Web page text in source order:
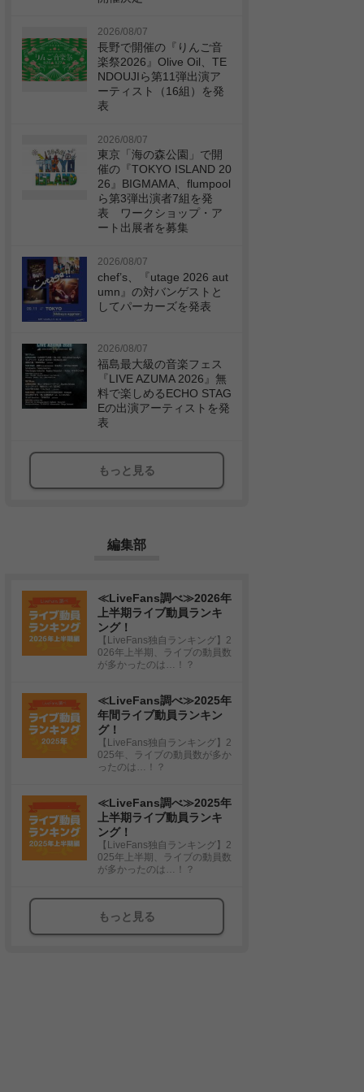
2026/08/07
長野で開催の『りんご音
楽祭2026』Olive Oil、TE
NDOUJIら第11弾出演ア
ーティスト（16組）を発
表
2026/08/07
東京「海の森公園」で開
催の『TOKYO ISLAND 20
26』BIGMAMA、flumpool
ら第3弾出演者7組を発
表 ワークショップ・ア
ート出展者を募集
2026/08/07
chef’s、『utage 2026 aut
umn』の対バンゲストと
してパーカーズを発表
2026/08/07
福島最大級の音楽フェス
『LIVE AZUMA 2026』無
料で楽しめるECHO STAG
Eの出演アーティストを発
表
もっと見る
編集部
≪LiveFans調べ≫2026年
上半期ライブ動員ランキ
ング！
【LiveFans独自ランキング】2
026年上半期、ライブの動員数
が多かったのは…！？
≪LiveFans調べ≫2025年
年間ライブ動員ランキン
グ！
【LiveFans独自ランキング】2
025年、ライブの動員数が多か
ったのは…！？
≪LiveFans調べ≫2025年
上半期ライブ動員ランキ
ング！
【LiveFans独自ランキング】2
025年上半期、ライブの動員数
が多かったのは…！？
もっと見る